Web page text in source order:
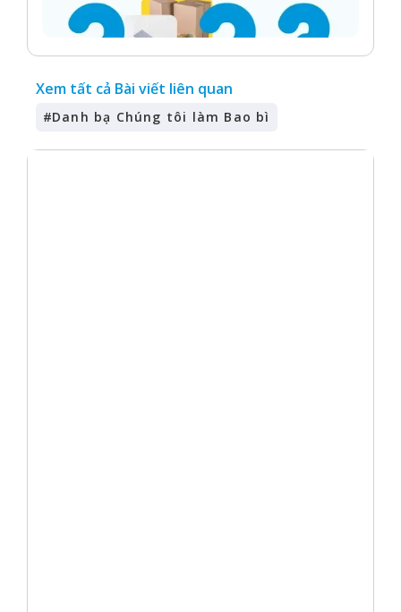
Xem tất cả Bài viết liên quan
#Danh bạ Chúng tôi làm Bao bì